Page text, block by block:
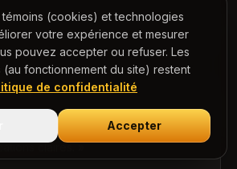
bon prix, compétents, service
claires.»
témoins (cookies) et technologies
votre expérience et mesurer
pouvez accepter ou refuser. Les
(au fonctionnement du site) restent
de confidentialité
Accepter